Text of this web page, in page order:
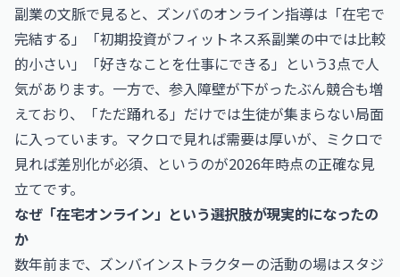
副業の文脈で見ると、ズンバのオンライン指導は「在宅で
完結する」「初期投資がフィットネス系副業の中では比較
的小さい」「好きなことを仕事にできる」という3点で人
気があります。一方で、参入障壁が下がったぶん競合も増
えており、「ただ踊れる」だけでは生徒が集まらない局面
に入っています。マクロで見れば需要は厚いが、ミクロで
見れば差別化が必須、というのが2026年時点の正確な見
立てです。
なぜ「在宅オンライン」という選択肢が現実的になったの
か
数年前まで、ズンバインストラクターの活動の場はスタジ